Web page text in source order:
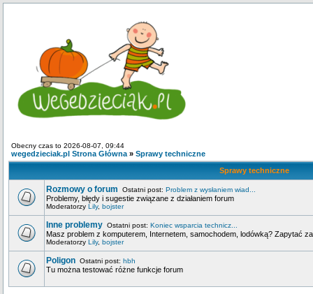
Obecny czas to 2026-08-07, 09:44
wegedzieciak.pl Strona Główna » Sprawy techniczne
Sprawy techniczne
Rozmowy o forum Ostatni post: Problem z wysłaniem wiad...
Problemy, błędy i sugestie związane z działaniem forum
Moderatorzy Lily, bojster
Inne problemy Ostatni post: Koniec wsparcia technicz...
Masz problem z komputerem, Internetem, samochodem, lodówką? Zapytać
Moderatorzy Lily, bojster
Poligon Ostatni post: hbh
Tu można testować różne funkcje forum